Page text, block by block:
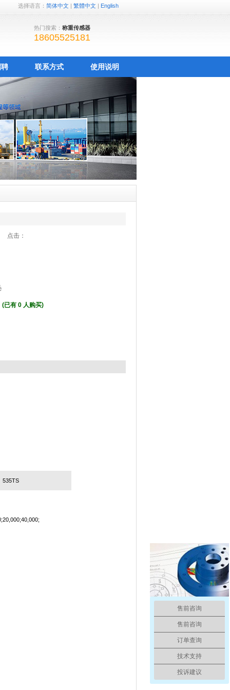
选择语言： 简体中文| 繁體中文| English
热门搜索： 称重传感器
18605525181
聘 联系方式 使用说明
点击：
(已有 0 人购买)
535TS
售前咨询
售前咨询
订单查询
技术支持
投诉建议